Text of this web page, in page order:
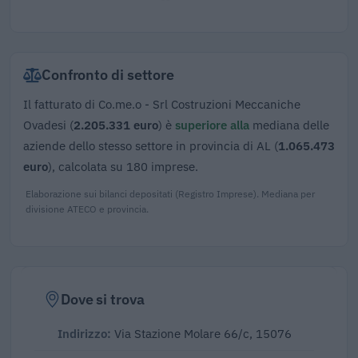
Confronto di settore
Il fatturato di Co.me.o - Srl Costruzioni Meccaniche
Ovadesi (2.205.331 euro) è superiore alla mediana delle
aziende dello stesso settore in provincia di AL (1.065.473
euro), calcolata su 180 imprese.
Elaborazione sui bilanci depositati (Registro Imprese). Mediana per
divisione ATECO e provincia.
Dove si trova
Indirizzo: Via Stazione Molare 66/c, 15076